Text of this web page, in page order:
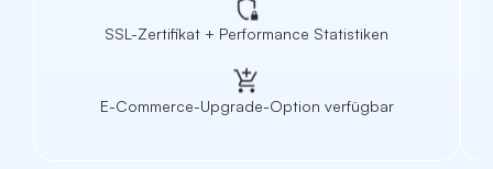
SSL-Zertifikat + Performance Statistiken
E-Commerce-Upgrade-Option verfügbar